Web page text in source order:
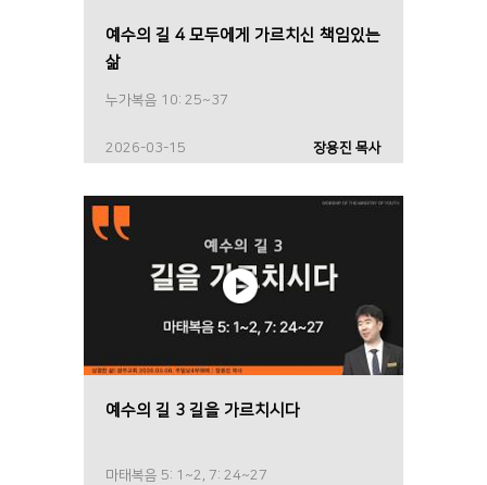
예수의 길 4 모두에게 가르치신 책임있는
삶
누가복음 10: 25~37
2026-03-15 장용진 목사
예수의 길 3 길을 가르치시다
마태복음 5: 1~2, 7: 24~27